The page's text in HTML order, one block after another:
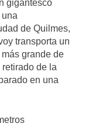
gigantesco
de Quilmes,
transporta un
grande de
de la
en una